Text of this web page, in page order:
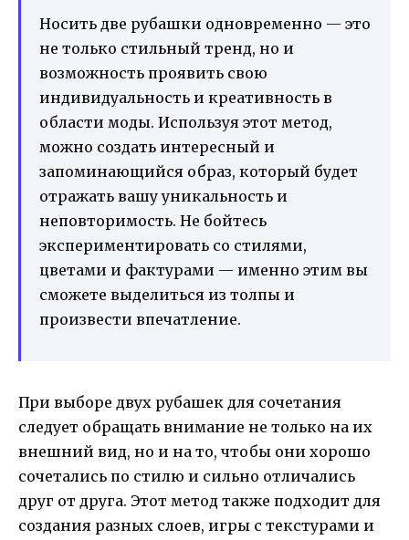
Носить две рубашки одновременно — это
не только стильный тренд, но и
возможность проявить свою
индивидуальность и креативность в
области моды. Используя этот метод,
можно создать интересный и
запоминающийся образ, который будет
отражать вашу уникальность и
неповторимость. Не бойтесь
экспериментировать со стилями,
цветами и фактурами — именно этим вы
сможете выделиться из толпы и
произвести впечатление.
При выборе двух рубашек для сочетания
следует обращать внимание не только на их
внешний вид, но и на то, чтобы они хорошо
сочетались по стилю и сильно отличались
друг от друга. Этот метод также подходит для
создания разных слоев, игры с текстурами и